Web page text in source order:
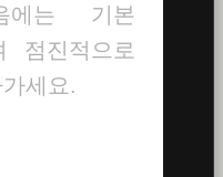
에는 기본
점진적으로
세요.